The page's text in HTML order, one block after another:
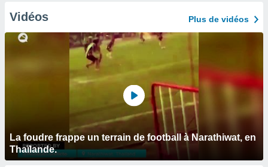
Vidéos Plus de vidéos
La foudre frappe un terrain de football à Narathiwat, en
Thaïlande.